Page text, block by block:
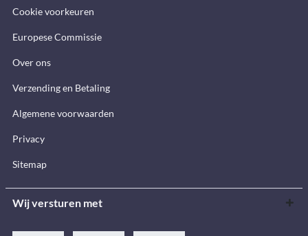
Cookie voorkeuren
Europese Commissie
Over ons
Verzending en Betaling
Algemene voorwaarden
Privacy
Sitemap
Wij versturen met